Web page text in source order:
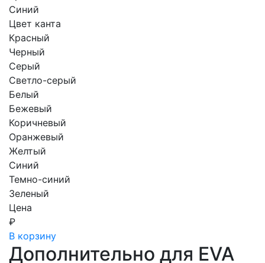
Синий
Цвет канта
Красный
Черный
Серый
Светло-серый
Белый
Бежевый
Коричневый
Оранжевый
Желтый
Синий
Темно-синий
Зеленый
Цена
₽
В корзину
Дополнительно для EVA